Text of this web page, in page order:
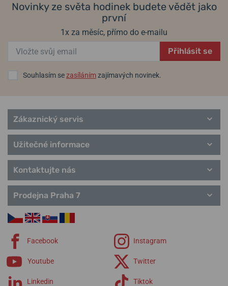
Novinky ze světa hodinek budete vědět jako
první
1x za měsíc, přímo do e-mailu
Přihlásit se
Souhlasím sezasílánímzajímavých novinek.
Zákaznický servis
Užitečné informace
Kontaktujte nás
Prodejna Praha 7
Facebook Instagram
Youtube Twitter
Linkedin Tiktok